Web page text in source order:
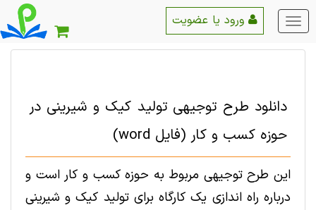
منو
اصلی
دانلود طرح توجیهی تولید کیک و شیرینی در
حوزه کسب و کار (فایل word)
این طرح توجیهی مربوط به حوزه کسب و کار است و
درباره راه اندازی یک کارگاه برای تولید کیک و شیرینی